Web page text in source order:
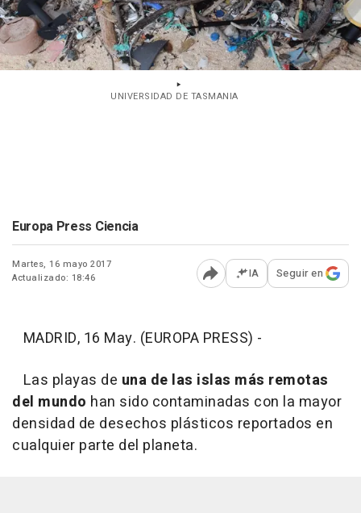
UNIVERSIDAD DE TASMANIA
Europa Press Ciencia
Martes, 16 mayo 2017
Actualizado: 18:46
Abrir opciones para
IA Seguir en
MADRID, 16 May. (EUROPA PRESS) -
Las playas de una de las islas más remotas
del mundo han sido contaminadas con la mayor
densidad de desechos plásticos reportados en
cualquier parte del planeta.